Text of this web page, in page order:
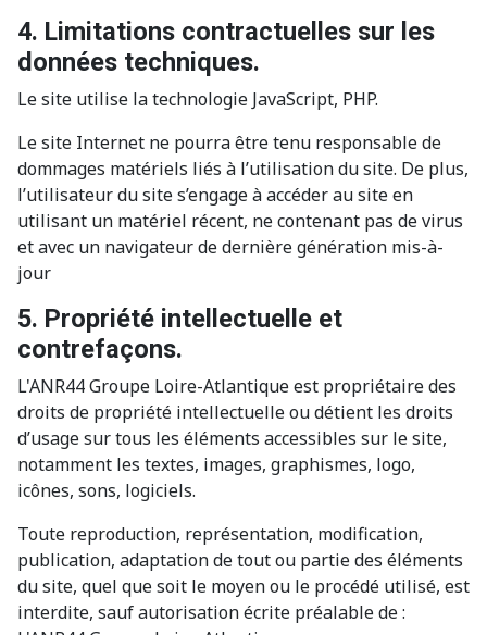
4. Limitations contractuelles sur les
données techniques.
Le site utilise la technologie JavaScript, PHP.
Le site Internet ne pourra être tenu responsable de
dommages matériels liés à l’utilisation du site. De plus,
l’utilisateur du site s’engage à accéder au site en
utilisant un matériel récent, ne contenant pas de virus
et avec un navigateur de dernière génération mis-à-
jour
5. Propriété intellectuelle et
contrefaçons.
L'ANR44 Groupe Loire-Atlantique est propriétaire des
droits de propriété intellectuelle ou détient les droits
d’usage sur tous les éléments accessibles sur le site,
notamment les textes, images, graphismes, logo,
icônes, sons, logiciels.
Toute reproduction, représentation, modification,
publication, adaptation de tout ou partie des éléments
du site, quel que soit le moyen ou le procédé utilisé, est
interdite, sauf autorisation écrite préalable de :